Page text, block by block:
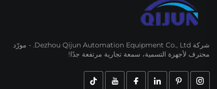
شركة Dezhou Qijun Automation Equipment Co., Ltd. - مورّد
محترف لأجهزة التسمية، سمعة تجارية مرتفعة جدًا!